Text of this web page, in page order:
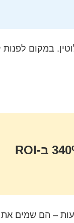
במקום
– הם שמים